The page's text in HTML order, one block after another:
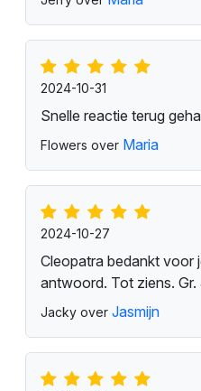
2024-10-31
Snelle reactie terug
Flowers over Maria
2024-10-27
Cleopatra bedankt voor
antwoord. Tot ziens. Gr.
Jacky over Jasmijn